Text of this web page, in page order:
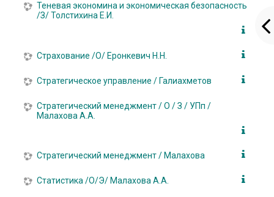
Теневая экономина и экономическая безопасность
/З/ Толстихина Е.И.
Страхование /О/ Еронкевич Н.Н.
Стратегическое управление / Галиахметов
Стратегический менеджмент / О / З / УПп /
Малахова А.А.
Стратегический менеджмент / Малахова
Статистика /О/Э/ Малахова А.А.